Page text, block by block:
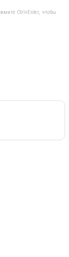
Ctrl+Enter, чтобы